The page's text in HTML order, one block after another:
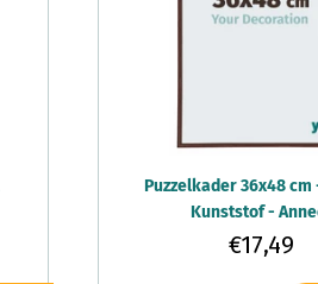
Puzzelkader 36x48
Kunststof -
€17,49